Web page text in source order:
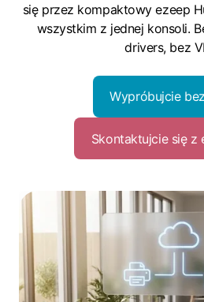
się przez kompaktowy ezeep
wszystkim z jednej konsoli.
drivers, bez
Wypróbujcie
Skontaktujcie się z